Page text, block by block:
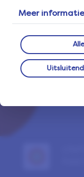
Meer informatie
Reeds lid